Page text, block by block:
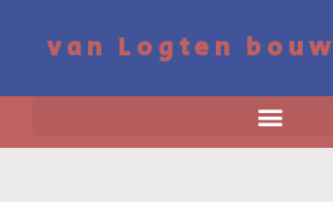
van Logten bouw